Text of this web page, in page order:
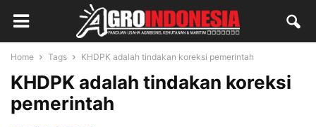
Home Tags KHDPK adalah tindakan koreksi pemerintah
KHDPK adalah tindakan koreksi
pemerintah